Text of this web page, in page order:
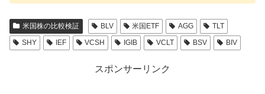
米国株の比較検証 BLV 米国ETF AGG
TLT
SHY
IEF VCSH IGIB VCLT BSV BIV
スポンサーリンク